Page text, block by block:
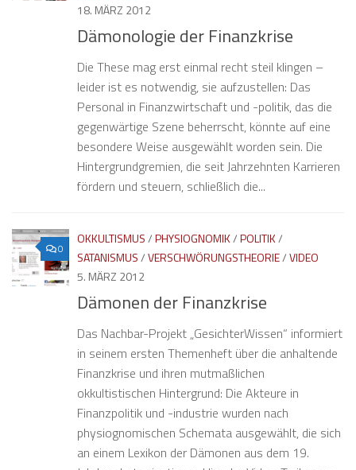
18. MÄRZ 2012
Dämonologie der Finanzkrise
Die These mag erst einmal recht steil klingen –
leider ist es notwendig, sie aufzustellen: Das
Personal in Finanzwirtschaft und -politik, das die
gegenwärtige Szene beherrscht, könnte auf eine
besondere Weise ausgewählt worden sein. Die
Hintergrundgremien, die seit Jahrzehnten Karrieren
fördern und steuern, schließlich die...
0
OKKULTISMUS/PHYSIOGNOMIK/POLITIK/
SATANISMUS/VERSCHWÖRUNGSTHEORIE/VIDEO
5. MÄRZ 2012
Dämonen der Finanzkrise
Das Nachbar-Projekt „GesichterWissen“ informiert
in seinem ersten Themenheft über die anhaltende
Finanzkrise und ihren mutmaßlichen
okkultistischen Hintergrund: Die Akteure in
Finanzpolitik und -industrie wurden nach
physiognomischen Schemata ausgewählt, die sich
an einem Lexikon der Dämonen aus dem 19.